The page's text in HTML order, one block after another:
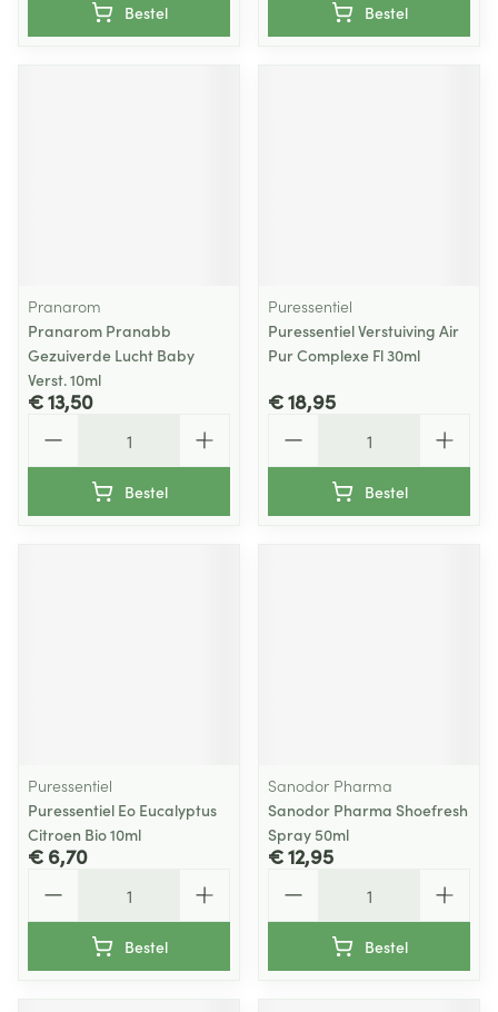
Bestel Bestel
Pranarom
Pranarom Pranabb
Gezuiverde Lucht Baby
Verst. 10ml
€ 13,50
Bestel
Puressentiel
Puressentiel Verstuiving Air
Pur Complexe Fl 30ml
€ 18,95
Bestel
Puressentiel
Puressentiel Eo Eucalyptus
Citroen Bio 10ml
€ 6,70
Bestel
Sanodor Pharma
Sanodor Pharma Shoefresh
Spray 50ml
€ 12,95
Bestel